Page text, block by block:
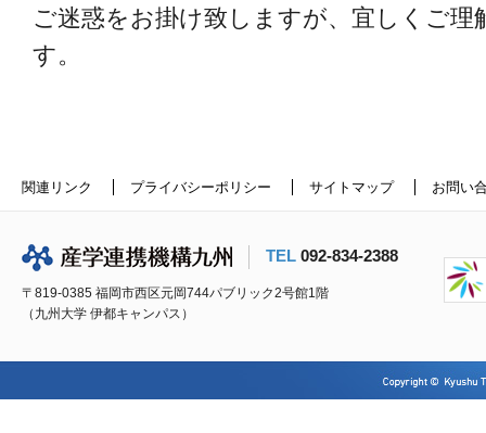
ご迷惑をお掛け致しますが、宜しくご理
す。
関連リンク プライバシーポリシー サイトマップ お問い
TEL 092-834-2388
〒819-0385 福岡市西区元岡744パブリック2号館1階
（九州大学 伊都キャンパス）